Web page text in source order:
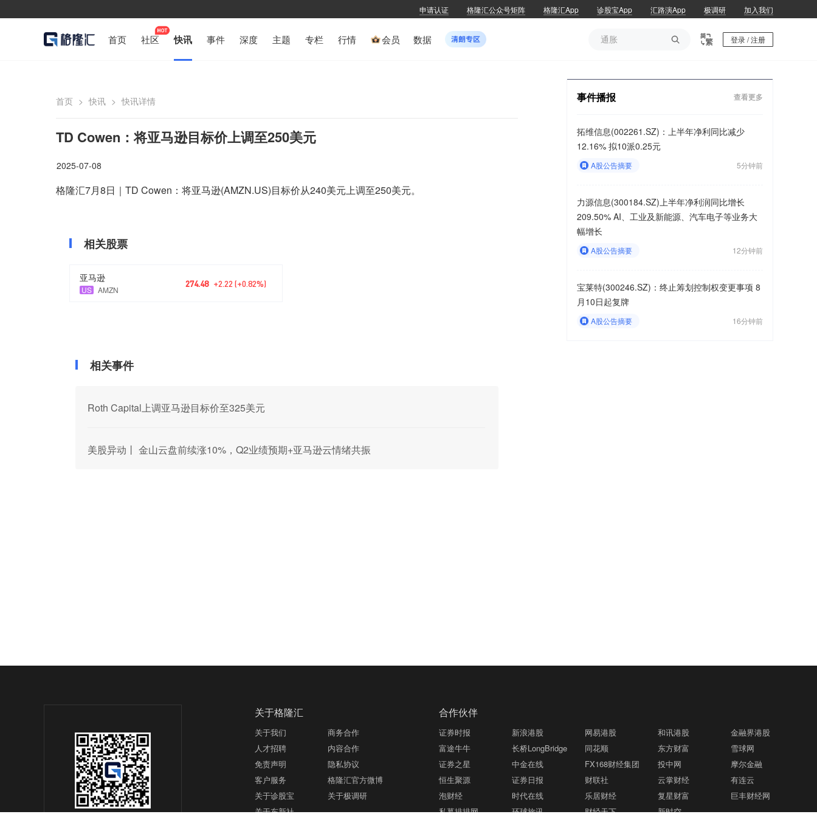
申请认证 格隆汇公众号矩阵 格隆汇App 诊股宝App 汇路演App 极调研 加入我们
首页 社区 快讯 事件 深度 主题 专栏 行情 会员 数据 
通胀
登录 / 注册
首页 > 快讯 > 快讯详情
TD Cowen：将亚马逊目标价上调至250美元
2025-07-08
格隆汇7月8日｜TD Cowen：将亚马逊(AMZN.US)目标价从240美元上调至250美元。
相关股票
亚马逊
US AMZN
274.48 +2.22 (+0.82%)
相关事件
Roth Capital上调亚马逊目标价至325美元
美股异动丨 金山云盘前续涨10%，Q2业绩预期+亚马逊云情绪共振
事件播报 查看更多
拓维信息(002261.SZ)：上半年净利同比减少
12.16% 拟10派0.25元
A股公告摘要 5分钟前
力源信息(300184.SZ)上半年净利润同比增长
209.50% AI、工业及新能源、汽车电子等业务大
幅增长
A股公告摘要 12分钟前
宝莱特(300246.SZ)：终止筹划控制权变更事项 8
月10日起复牌
A股公告摘要 16分钟前
关于格隆汇
关于我们
商务合作
人才招聘
内容合作
免责声明
隐私协议
客户服务
格隆汇官方微博
关于诊股宝
关于极调研
关于东新社
合作伙伴
证券时报 新浪港股 网易港股 和讯港股
金融界港股
富途牛牛
长桥LongBridge 同花顺 东方财富
雪球网
证券之星
中金在线 FX168财经集团 投中网
摩尔金融
恒生聚源
证券日报 财联社 云掌财经
有连云
泡财经
时代在线 乐居财经 复星财富
巨丰财经网
私募排排网
环球旅讯 财经天下 新时空